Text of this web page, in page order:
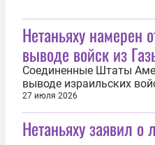
Нетаньяху намерен
выводе войск из
Соединенные Штаты
выводе израильских
сектора Газа. Об этом
Биньямин Нетаньяху
министров, сообщил
ссылкой на
27 июля 2026
Нетаньяху заявил